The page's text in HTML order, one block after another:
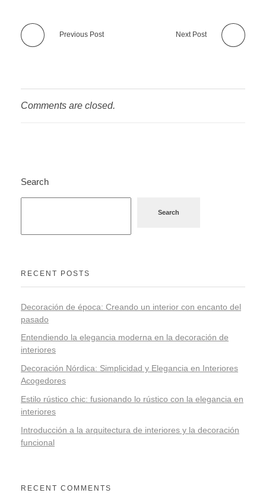
Previous Post Next Post
Comments are closed.
Search
Search
RECENT POSTS
Decoración de época: Creando un interior con encanto del
pasado
Entendiendo la elegancia moderna en la decoración de
interiores
Decoración Nórdica: Simplicidad y Elegancia en Interiores
Acogedores
Estilo rústico chic: fusionando lo rústico con la elegancia en
interiores
Introducción a la arquitectura de interiores y la decoración
funcional
RECENT COMMENTS